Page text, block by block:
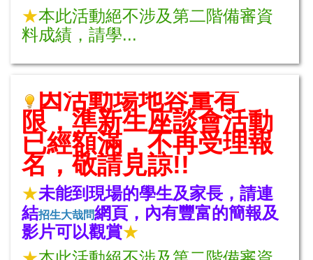
★本此活動絕不涉及第二階備審資
料成績，請學...
因活動場地容量有
限，準新生座談會活動
已經額滿，不再受理報
名，敬請見諒!!
★未能到現場的學生及家長，請連
結招生大哉問網頁，內有豐富的簡報及
影片可以觀賞★